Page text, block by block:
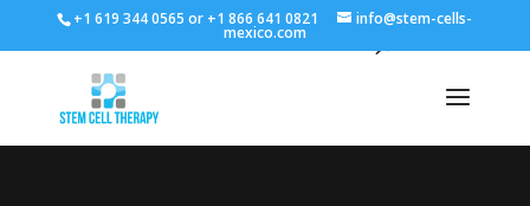
+1 619 344 0565 or +1 866 641 0821 info@stem-cells-
mexico.com